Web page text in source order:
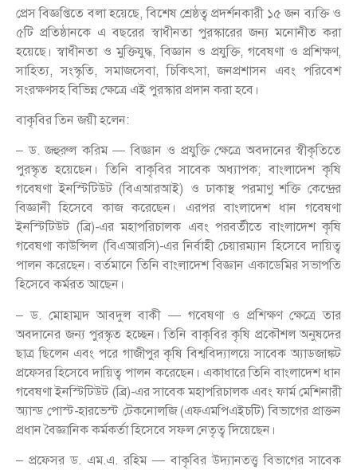
প্রেস বিজ্ঞপ্তিতে বলা হয়েছে, বিশেষ শ্রেষ্ঠত্ব প্রদর্শনকারী ১৫ জন ব্যক্তি ও
৫টি প্রতিষ্ঠানকে এ বছরের স্বাধীনতা পুরস্কারের জন্য মনোনীত করা
হয়েছে। স্বাধীনতা ও মুক্তিযুদ্ধ, বিজ্ঞান ও প্রযুক্তি, গবেষণা ও প্রশিক্ষণ,
সাহিত্য, সংস্কৃতি, সমাজসেবা, চিকিৎসা, জনপ্রশাসন এবং পরিবেশ
সংরক্ষণসহ বিভিন্ন ক্ষেত্রে এই পুরস্কার প্রদান করা হবে।
বাকৃবির তিন জয়ী হলেন:
– ড. জহুরুল করিম — বিজ্ঞান ও প্রযুক্তি ক্ষেত্রে অবদানের স্বীকৃতিতে
পুরস্কৃত হয়েছেন। তিনি বাকৃবির সাবেক অধ্যাপক; বাংলাদেশ কৃষি
গবেষণা ইনস্টিটিউট (বিএআরআই) ও ঢাকাস্থ পরমাণু শক্তি কেন্দ্রের
বিজ্ঞানী হিসেবে কাজ করেছেন। এরপর বাংলাদেশ ধান গবেষণা
ইনস্টিটিউট (ব্রি)-এর মহাপরিচালক এবং পরবর্তীতে বাংলাদেশ কৃষি
গবেষণা কাউন্সিল (বিএআরসি)-এর নির্বাহী চেয়ারম্যান হিসেবে দায়িত্ব
পালন করেছেন। বর্তমানে তিনি বাংলাদেশ বিজ্ঞান একাডেমির সভাপতি
হিসেবে কর্মরত আছেন।
– ড. মোহাম্মদ আবদুল বাকী — গবেষণা ও প্রশিক্ষণ ক্ষেত্রে তার
অবদানের জন্য পুরস্কৃত হচ্ছেন। তিনি বাকৃবির কৃষি প্রকৌশল অনুষদের
ছাত্র ছিলেন এবং পরে গাজীপুর কৃষি বিশ্ববিদ্যালয়ে সাবেক অ্যাডজাঙ্কট
প্রফেসর হিসেবে দায়িত্ব পালন করেছেন। একাধারে তিনি বাংলাদেশ ধান
গবেষণা ইনস্টিটিউট (ব্রি)-এর সাবেক মহাপরিচালক এবং ফার্ম মেশিনারী
অ্যান্ড পোস্ট-হারভেস্ট টেকনোলজি (এফএমপিএইচটি) বিভাগের প্রাক্তন
প্রধান বৈজ্ঞানিক কর্মকর্তা হিসেবে সফল নেতৃত্ব দিয়েছেন।
– প্রফেসর ড. এম.এ. রহিম — বাকৃবির উদ্যানতত্ত্ব বিভাগের সাবেক